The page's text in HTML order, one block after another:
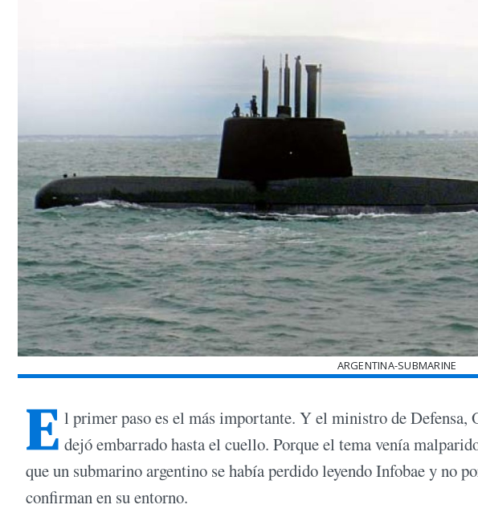
ARGENTINA-SUBMARINE
E l primer paso es el más importante. Y el ministro de Defensa,
dejó embarrado hasta el cuello. Porque el tema venía
que un submarino argentino se había perdido leyendo Infobae y no
confirman en su entorno.